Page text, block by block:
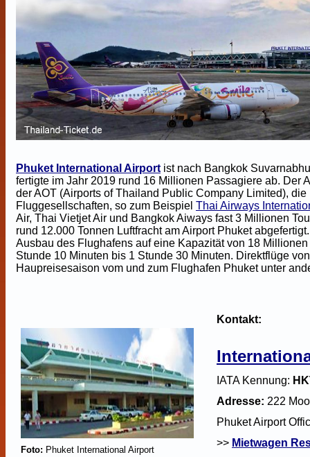
Phuket International Airport ist nach Bangkok
fertigte im Jahr 2019 rund 16 Millionen Passagiere ab. Der
der AOT (Airports of Thailand Public Company Limited),
Fluggesellschaften, so zum Beispiel Thai Airways
Air, Thai Vietjet Air und Bangkok Aiways fast 3 Millionen
rund 12.000 Tonnen Luftfracht am Airport Phuket
Ausbau des Flughafens auf eine Kapazität von 18
Stunde 10 Minuten bis 1 Stunde 30 Minuten. Direktflüge
Haupreisesaison vom und zum Flughafen Phuket unter
Foto: Phuket International Airport
Kontakt:
IATA Kennung:
Adresse: 222
Phuket Airport
>> Mietwagen